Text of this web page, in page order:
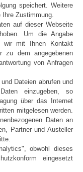
speichert. Weitere
Zustimmung.
auf dieser Webseite
Um die Angabe
wir mit Ihnen Kontakt
zu dem angegebenen
von Anfragen
Dateien abrufen und
einzugeben, so
über das Internet
mitgelesen werden.
Daten an
Partner und Austeller
obwohl dieses
eingesetzt